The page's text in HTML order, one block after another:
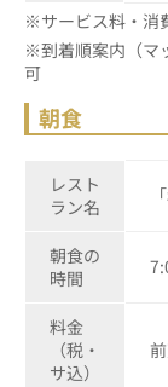
※サービス料・消
※到着順案内（マ
可
朝食
レスト
ラン名
朝食の
時間
料金
（税・
サ込）